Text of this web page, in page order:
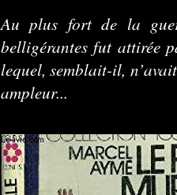
Au plus fort de la
belligérantes fut attirée
lequel, semblait-il,
ampleur...